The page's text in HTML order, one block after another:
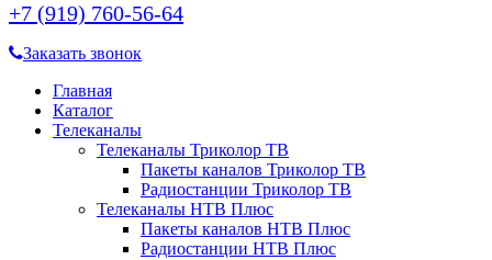
+7 (919) 760-56-64
Заказать звонок
Главная
Каталог
Телеканалы
Телеканалы Триколор ТВ
Пакеты каналов Триколор ТВ
Радиостанции Триколор ТВ
Телеканалы НТВ Плюс
Пакеты каналов НТВ Плюс
Радиостанции НТВ Плюс